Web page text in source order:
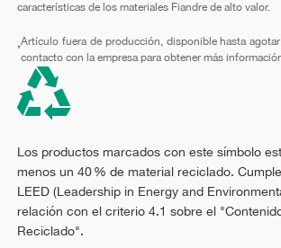
características de los materiales Fiandre de alto valor.
*
Artículo fuera de producción, disponible hasta
contacto con la empresa para obtener más
Los productos marcados con este símbolo
menos un 40 % de material reciclado.
LEED (Leadership in Energy and
relación con el criterio 4.1 sobre el
Reciclado".